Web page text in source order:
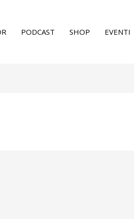
PODCAST SHOP EVENTI